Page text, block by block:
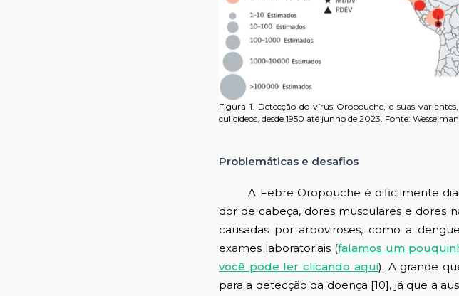
Figura 1. Detecção do vírus Oropouche, e suas
culicídeos, desde 1950 até junho de 2023. Fonte:
Problemáticas e desafios
A Febre Oropouche é dificilmente
dor de cabeça, dores musculares e dores
causadas por arboviroses, como a
exames laboratoriais (falamos um
você pode ler clicando aqui). A grande
para a detecção da doença [10], já que a